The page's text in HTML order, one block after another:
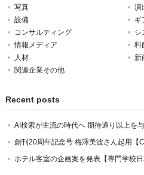
写真
演
設備
ギ
コンサルティング
シ
情報メディア
料
人材
新
関連企業その他
Recent posts
AI検索が主流の時代へ 期待通り以上を
創刊20周年記念号 梅澤美波さん起用【
ホテル客室の企画案を発表【専門学校日